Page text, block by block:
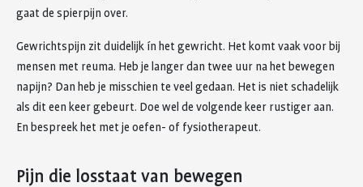
gaat de spierpijn over.
Gewrichtspijn zit duidelijk ín het gewricht. Het komt vaak voor bij
mensen met reuma. Heb je langer dan twee uur na het bewegen
napijn? Dan heb je misschien te veel gedaan. Het is niet schadelijk
als dit een keer gebeurt. Doe wel de volgende keer rustiger aan.
En bespreek het met je oefen- of fysiotherapeut.
Pijn die losstaat van bewegen